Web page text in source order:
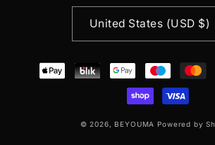
United States (USD $)
Payment
© 2026, BEYOUMA Powered by